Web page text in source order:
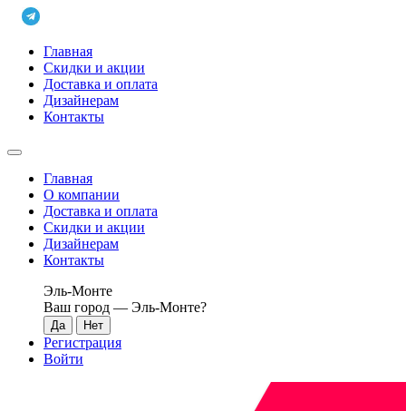
Главная
Скидки и акции
Доставка и оплата
Дизайнерам
Контакты
Главная
О компании
Доставка и оплата
Скидки и акции
Дизайнерам
Контакты
Эль-Монте
Ваш город — Эль-Монте?
Регистрация
Войти